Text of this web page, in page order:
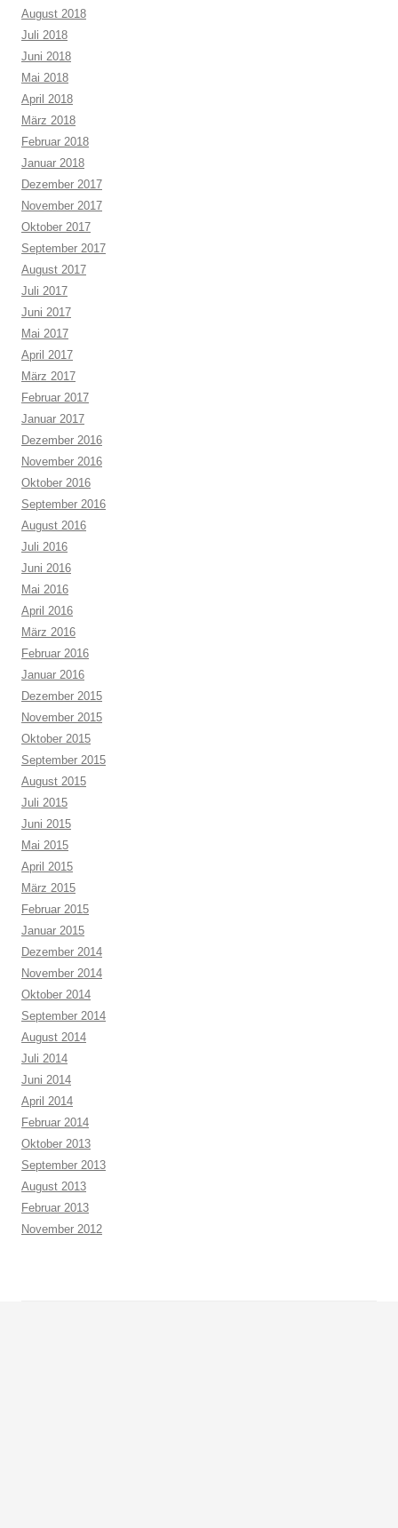
August 2018
Juli 2018
Juni 2018
Mai 2018
April 2018
März 2018
Februar 2018
Januar 2018
Dezember 2017
November 2017
Oktober 2017
September 2017
August 2017
Juli 2017
Juni 2017
Mai 2017
April 2017
März 2017
Februar 2017
Januar 2017
Dezember 2016
November 2016
Oktober 2016
September 2016
August 2016
Juli 2016
Juni 2016
Mai 2016
April 2016
März 2016
Februar 2016
Januar 2016
Dezember 2015
November 2015
Oktober 2015
September 2015
August 2015
Juli 2015
Juni 2015
Mai 2015
April 2015
März 2015
Februar 2015
Januar 2015
Dezember 2014
November 2014
Oktober 2014
September 2014
August 2014
Juli 2014
Juni 2014
April 2014
Februar 2014
Oktober 2013
September 2013
August 2013
Februar 2013
November 2012